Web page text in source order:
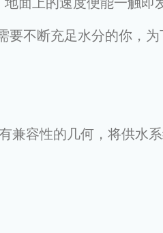
要不断充足水分的你，
兼容性的几何，将供水